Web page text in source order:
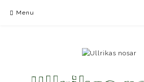
Menu